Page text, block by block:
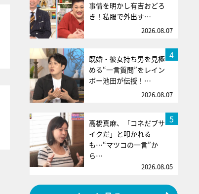
事情を明かし有吉おどろ
き！私服で外出す…
2026.08.07
4
既婚・彼女持ち男を見極
める“一言質問”をレイン
ボー池田が伝授！…
2026.08.07
5
高橋真麻、「コネだブサ
イクだ」と叩かれる
も…“マツコの一言”か
ら…
2026.08.05